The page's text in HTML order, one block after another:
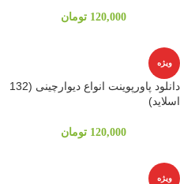
120,000 تومان
ویژه
دانلود پاورپوینت انواع دیوارچینی (132
اسلاید)
120,000 تومان
ویژه